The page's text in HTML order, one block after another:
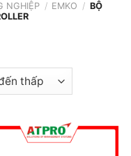
NGHIỆP / EMKO / BỘ